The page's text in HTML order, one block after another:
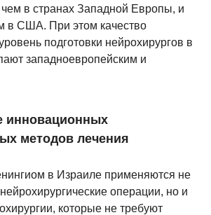
в странах Западной Европы, и
в США. При этом качество
подготовки нейрохирургов в
западноевропейским и
инновационных
методов лечения
в Израиле применяются не
операции, но и
которые не требуют